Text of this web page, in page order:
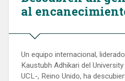
al
Un equipo internacional,
Kaustubh Adhikari del
UCL-, Reino Unido, ha